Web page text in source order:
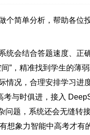
简单分析，帮助各位
会结合答题速度、正
”，精准找到学生的薄
情况，合理安排学习进
考与时俱进，接入
问题，系统还会无缝转
想象力智能中高考才有